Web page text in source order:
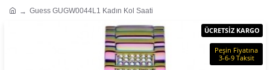
Guess GUGW0044L1 Kadın Kol Saati
ÜCRETSİZ KARGO
Peşin Fiyatına
3-6-9 Taksit